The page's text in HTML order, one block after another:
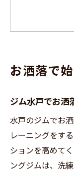
水戸
ジム水
キック
キック
水戸の
水戸で注目
お洒落で
ジム水戸でお洒
水戸のジムでお
レーニングをす
ションを高めて
ングジムは、洗